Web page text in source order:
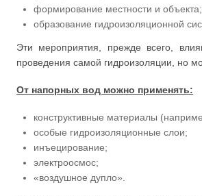
формирование местности и объекта;
образование гидроизоляционной
Эти мероприятия, прежде всего,
проведения самой гидроизоляции, но
От напорных вод можно применять:
конструктивные материалы
особые гидроизоляционные слои;
инъецирование;
электроосмос;
«воздушное дупло».